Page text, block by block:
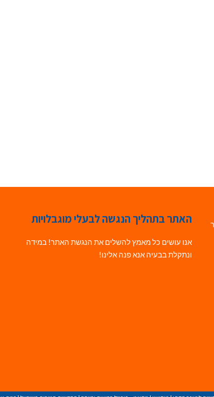
האתר בתהליך הנגשה לבעלי מוגבלויות
אנו עושים כל מאמץ להשלים את הנגשת האתר! במידה
ונתקלת בבעיה אנא פנה אלינו!